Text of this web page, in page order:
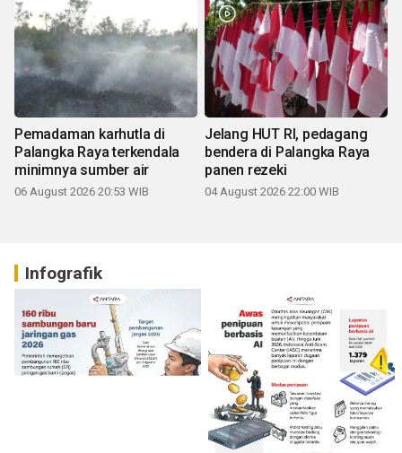
Pemadaman karhutla di
Palangka Raya terkendala
minimnya sumber air
06 August 2026 20:53 WIB
Jelang HUT RI, pedagang
bendera di Palangka Raya
panen rezeki
04 August 2026 22:00 WIB
Infografik